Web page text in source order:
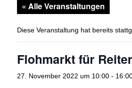
HOME
VERANSTALTUNGEN
« Alle Veranstaltungen
Diese Veranstaltung hat bereits
Flohmarkt für Reiter
27. November 2022 um 10:00 -